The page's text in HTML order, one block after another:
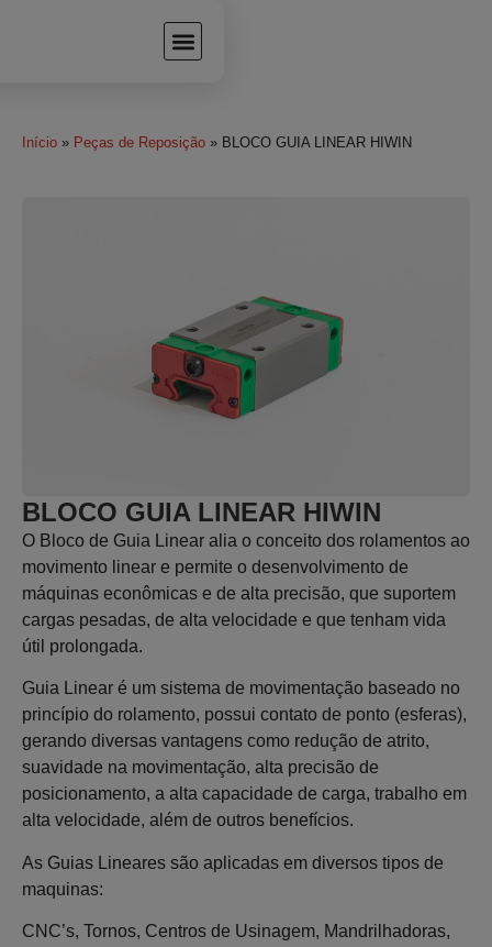
Início » Peças de Reposição » BLOCO GUIA LINEAR HIWIN
BLOCO GUIA LINEAR HIWIN
O Bloco de Guia Linear alia o conceito dos rolamentos ao
movimento linear e permite o desenvolvimento de
máquinas econômicas e de alta precisão, que suportem
cargas pesadas, de alta velocidade e que tenham vida
útil prolongada.
Guia Linear é um sistema de movimentação baseado no
princípio do rolamento, possui contato de ponto (esferas),
gerando diversas vantagens como redução de atrito,
suavidade na movimentação, alta precisão de
posicionamento, a alta capacidade de carga, trabalho em
alta velocidade, além de outros benefícios.
As Guias Lineares são aplicadas em diversos tipos de
maquinas:
CNC’s, Tornos, Centros de Usinagem, Mandrilhadoras,